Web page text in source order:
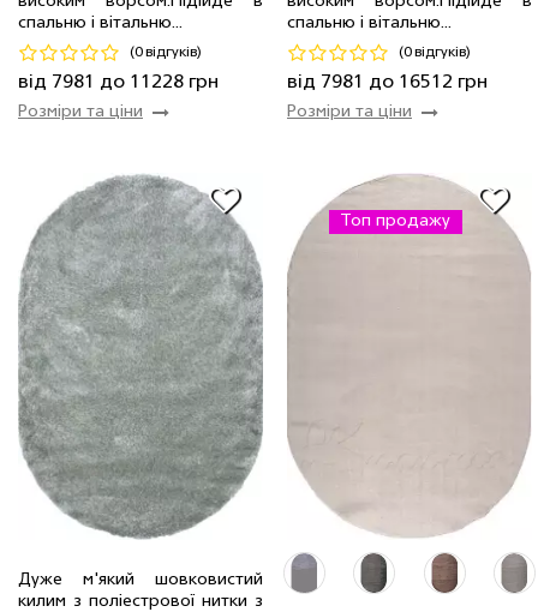
спальню і вітальню...
(0 відгуків)
від 7981 до 11228 грн
Розміри та ціни
Код 18139
Купити
спальню і вітальню...
(0 відгуків)
від 7981 до 16512 грн
Розміри та ціни
Код 17153
Купити
Дуже м'який шовковистий
килим з поліестрової нитки з
Топ продажу